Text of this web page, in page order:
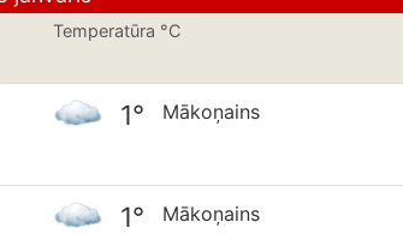
Temperatūra °C
1° Mākoņains
1° Mākoņains